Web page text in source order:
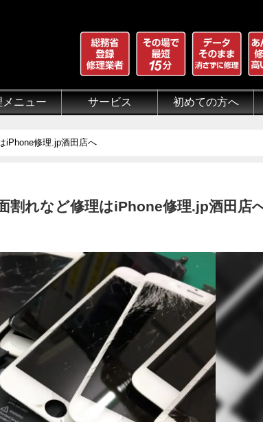
メニュー サービス 初めての方へ
iPhone修理.jp酒田店へ
割れなど修理はiPhone修理.jp酒田店